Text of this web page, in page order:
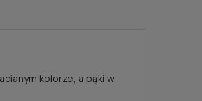
kolorze, a pąki w